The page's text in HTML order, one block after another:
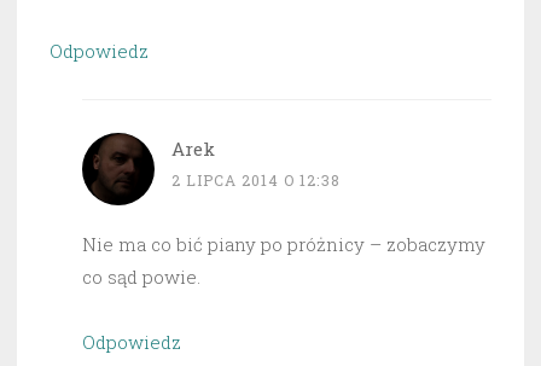
Odpowiedz
Arek
2 LIPCA 2014 O 12:38
Nie ma co bić piany po próżnicy – zobaczymy
co sąd powie.
Odpowiedz